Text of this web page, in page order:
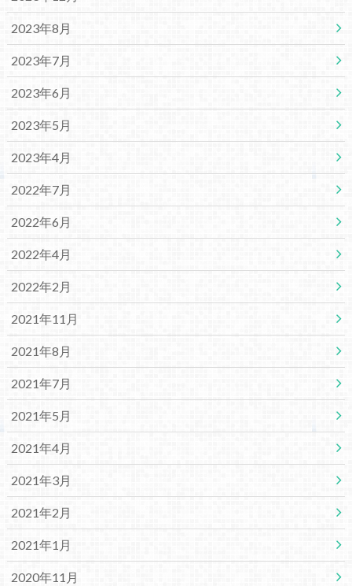
2023年8月
2023年7月
2023年6月
2023年5月
2023年4月
2022年7月
2022年6月
2022年4月
2022年2月
2021年11月
2021年8月
2021年7月
2021年5月
2021年4月
2021年3月
2021年2月
2021年1月
2020年11月